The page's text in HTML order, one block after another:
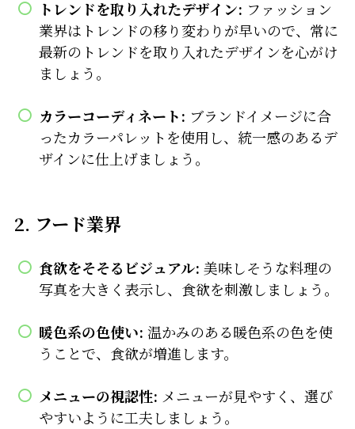
トレンドを取り入れたデザイン: ファッション
業界はトレンドの移り変わりが早いので、常に
最新のトレンドを取り入れたデザインを心がけ
ましょう。
カラーコーディネート: ブランドイメージに合
ったカラーパレットを使用し、統一感のあるデ
ザインに仕上げましょう。
2. フード業界
食欲をそそるビジュアル: 美味しそうな料理の
写真を大きく表示し、食欲を刺激しましょう。
暖色系の色使い: 温かみのある暖色系の色を使
うことで、食欲が増進します。
メニューの視認性: メニューが見やすく、選び
やすいように工夫しましょう。